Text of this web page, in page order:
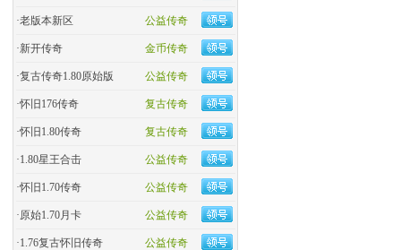
公益传奇
·老版本新区
金币传奇
·新开传奇
公益传奇
·复古传奇1.80原始版
复古传奇
·怀旧176传奇
复古传奇
·怀旧1.80传奇
公益传奇
·1.80星王合击
公益传奇
·怀旧1.70传奇
公益传奇
·原始1.70月卡
公益传奇
·1.76复古怀旧传奇